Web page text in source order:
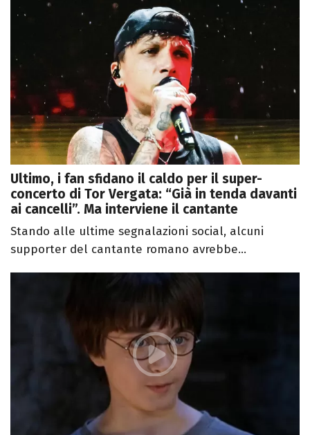
Ultimo, i fan sfidano il caldo per il super-
concerto di Tor Vergata: “Già in tenda davanti
ai cancelli”. Ma interviene il cantante
Stando alle ultime segnalazioni social, alcuni
supporter del cantante romano avrebbe...